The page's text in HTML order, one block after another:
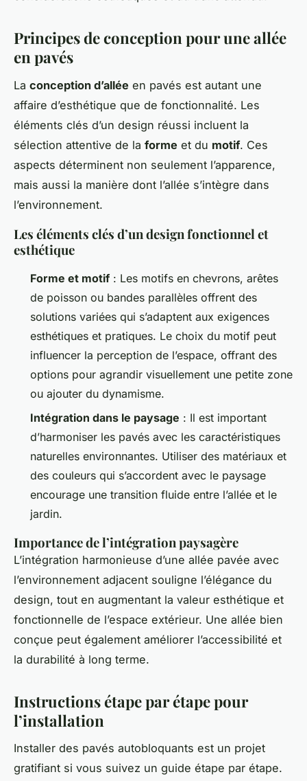
Principes de conception pour une allée
en pavés
La conception d’allée en pavés est autant une
affaire d’esthétique que de fonctionnalité. Les
éléments clés d’un design réussi incluent la
sélection attentive de la forme et du motif. Ces
aspects déterminent non seulement l’apparence,
mais aussi la manière dont l’allée s’intègre dans
l’environnement.
Les éléments clés d’un design fonctionnel et
esthétique
Forme et motif : Les motifs en chevrons, arêtes
de poisson ou bandes parallèles offrent des
solutions variées qui s’adaptent aux exigences
esthétiques et pratiques. Le choix du motif peut
influencer la perception de l’espace, offrant des
options pour agrandir visuellement une petite zone
ou ajouter du dynamisme.
Intégration dans le paysage : Il est important
d’harmoniser les pavés avec les caractéristiques
naturelles environnantes. Utiliser des matériaux et
des couleurs qui s’accordent avec le paysage
encourage une transition fluide entre l’allée et le
jardin.
Importance de l’intégration paysagère
L’intégration harmonieuse d’une allée pavée avec
l’environnement adjacent souligne l’élégance du
design, tout en augmentant la valeur esthétique et
fonctionnelle de l’espace extérieur. Une allée bien
conçue peut également améliorer l’accessibilité et
la durabilité à long terme.
Instructions étape par étape pour
l’installation
Installer des pavés autobloquants est un projet
gratifiant si vous suivez un guide étape par étape.